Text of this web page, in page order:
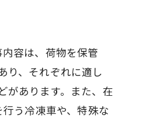
容は、荷物を保管
り、それぞれに適し
があります。また、在
う冷凍車や、特殊な